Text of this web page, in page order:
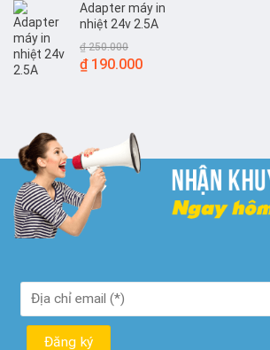
là:
₫ 100.000.
tại
là:
Adapter máy in
nhiệt 24v 2.5A
₫250.000
Giá
₫190.000Giá